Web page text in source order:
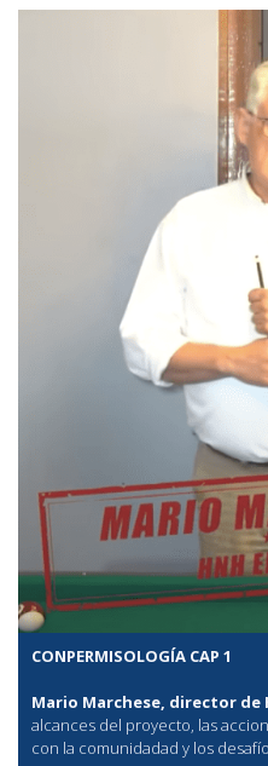
CONPERMISOLOGÍA CAP 1
Mario Marchese, director de
alcances del proyecto, las
con la comunidadad y los